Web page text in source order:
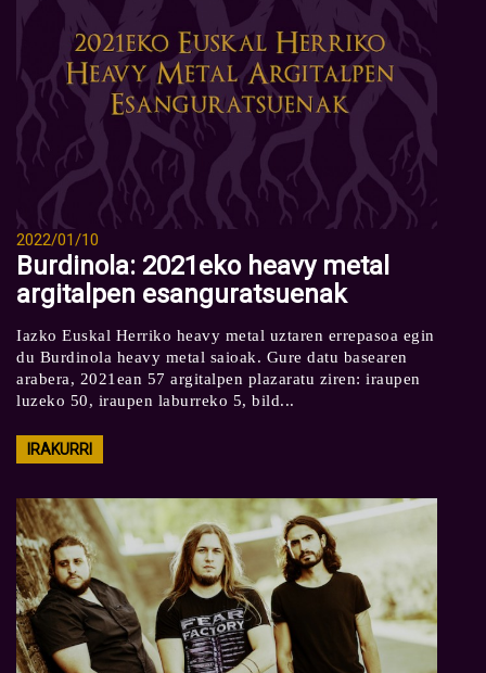
2022/01/10
Burdinola: 2021eko heavy metal
argitalpen esanguratsuenak
Iazko Euskal Herriko heavy metal uztaren errepasoa egin
du Burdinola heavy metal saioak. Gure datu basearen
arabera, 2021ean 57 argitalpen plazaratu ziren: iraupen
luzeko 50, iraupen laburreko 5, bild...
IRAKURRI